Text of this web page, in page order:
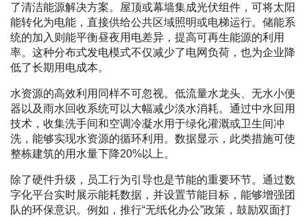
了清洁能源解决方案。屋顶或幕墙集成光伏组件，可将太阳
能转化为电能，直接供给公共区域照明或电梯运行。储能系
统的加入则能平衡昼夜用电差异，提高可再生能源的利用
率。这种分布式发电模式不仅减少了电网负荷，也为企业降
低了长期用电成本。
水资源的高效利用同样不可忽视。低流量水龙头、无水小便
器以及雨水回收系统可以大幅减少淡水消耗。通过中水回用
技术，收集洗手间和空调冷凝水用于绿化灌溉或卫生间冲
洗，能够实现水资源的循环利用。数据显示，此类措施可使
整栋建筑的用水量下降20%以上。
除了硬件升级，员工行为引导也是节能的重要环节。通过数
字化平台实时展示能耗数据，并设置节能目标，能够增强团
队的环保意识。例如，推行“无纸化办公”政策，鼓励双面打